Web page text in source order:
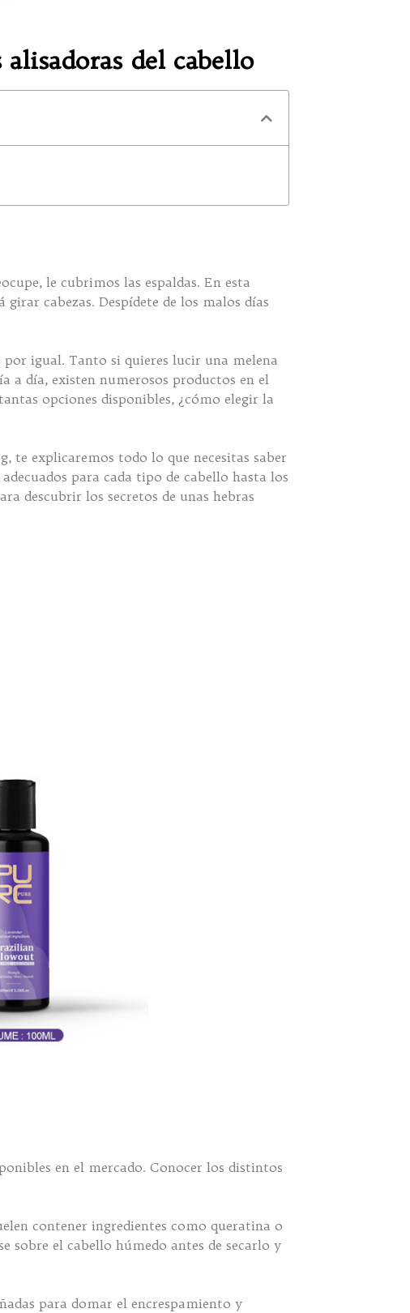
del cabello
le cubrimos las espaldas. En esta
cabezas. Despídete de los malos días
igual. Tanto si quieres lucir una melena
a día, existen numerosos productos en el
opciones disponibles, ¿cómo elegir la
te explicaremos todo lo que necesitas saber
para cada tipo de cabello hasta los
descubrir los secretos de unas hebras
en el mercado. Conocer los distintos
contener ingredientes como queratina o
sobre el cabello húmedo antes de secarlo y
para domar el encrespamiento y